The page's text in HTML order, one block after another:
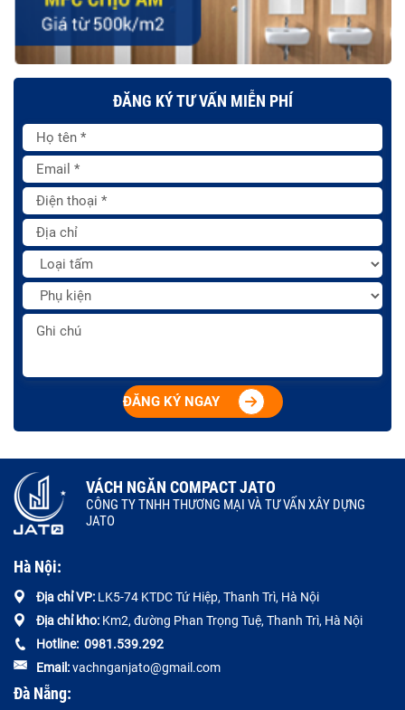
ĐĂNG KÝ TƯ VẤN MIỄN PHÍ
ĐĂNG KÝ NGAY
VÁCH NGĂN COMPACT JATO
CÔNG TY TNHH THƯƠNG MẠI VÀ TƯ VẤN XÂY DỰNG
JATO
Hà Nội:
Địa chỉ VP: LK5-74 KTDC Tứ Hiệp, Thanh Trì, Hà Nội
Địa chỉ kho: Km2, đường Phan Trọng Tuệ, Thanh Trì, Hà Nội
Hotline: 0981.539.292
Email:vachnganjato@gmail.com
Đà Nẵng: